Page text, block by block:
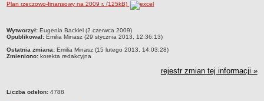
WŁADZE
Rektor
Prorektorzy
Plan rzeczowo-finansowy na 2009 r. (125kB)
metryczka
Wytworzył: Eugenia Backiel (2 czerwca 2009)
Opublikował: Emilia Minasz (29 stycznia 2013, 12:36:13)
Ostatnia zmiana: Emilia Minasz (15 lutego 2013, 14:03:28)
Zmieniono: korekta redakcyjna
rejestr zmian tej informacji »
Liczba odsłon: 4788